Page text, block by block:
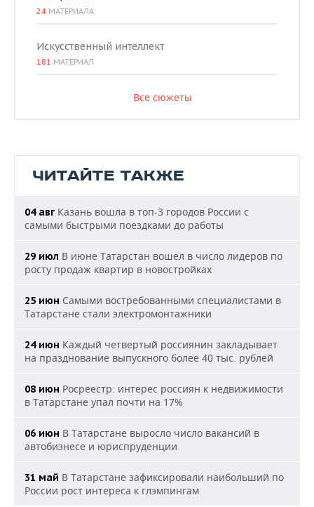
24 МАТЕРИАЛА
Искусственный интеллект
181 МАТЕРИАЛ
Все сюжеты
ЧИТАЙТЕ ТАКЖЕ
04 авг Казань вошла в топ-3 городов России с
самыми быстрыми поездками до работы
29 июл В июне Татарстан вошел в число лидеров по
росту продаж квартир в новостройках
25 июн Самыми востребованными специалистами в
Татарстане стали электромонтажники
24 июн Каждый четвертый россиянин закладывает
на празднование выпускного более 40 тыс. рублей
08 июн Росреестр: интерес россиян к недвижимости
в Татарстане упал почти на 17%
06 июн В Татарстане выросло число вакансий в
автобизнесе и юриспруденции
31 май В Татарстане зафиксировали наибольший по
России рост интереса к глэмпингам